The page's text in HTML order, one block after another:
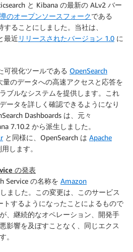
と Kibana の最新の ALv2 バー
のオープンソースフォークである
することにしました。当社は、
最近 リリースされたバージョン 1.0 に
可視化ツールである OpenSearch
量のデータへの高速アクセスと応答を
ブルなシステムを提供します。これ
ータを詳しく確認できるようになり
Dashboards は、元々
7.10.2 から派生しました。
と同様に、OpenSearch は Apache
します。
の発表
Service の名称を Amazon
ました。この変更は、このサービス
トするようになったことによるもので
、継続的なオペレーション、開発手
影響を及ぼすことなく、同じエクス
。